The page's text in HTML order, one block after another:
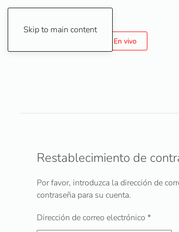
Skip to main content
En vivo
Restablecimiento de
Por favor, introduzca la dirección de
contraseña para su cuenta.
Dirección de correo electrónico *